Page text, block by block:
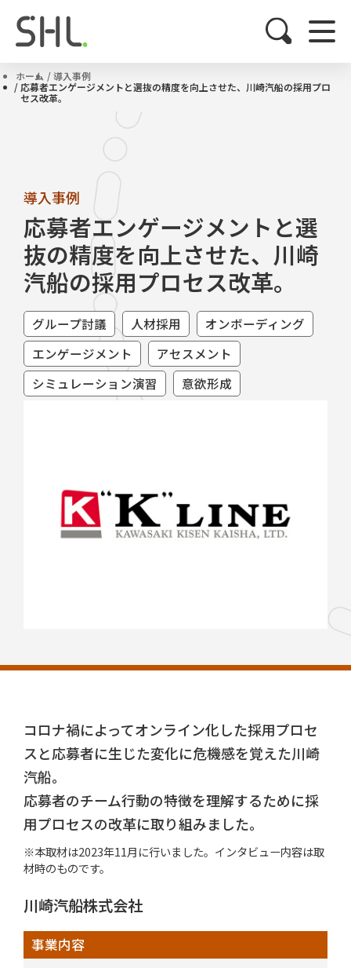
ホーム
導入事例
応募者エンゲージメントと選抜の精度を向上させた、川崎汽船の採用プロ
セス改革。
導入事例
応募者エンゲージメントと選
抜の精度を向上させた、川崎
汽船の採用プロセス改革。
グループ討議 人材採用
オンボーディング
エンゲージメント
アセスメント
シミュレーション演習
意欲形成
コロナ禍によってオンライン化した採用プロセ
スと応募者に生じた変化に危機感を覚えた川崎
汽船。
応募者のチーム行動の特徴を理解するために採
用プロセスの改革に取り組みました。
※本取材は2023年11月に行いました。インタビュー内容は取
材時のものです。
川崎汽船株式会社
事業内容